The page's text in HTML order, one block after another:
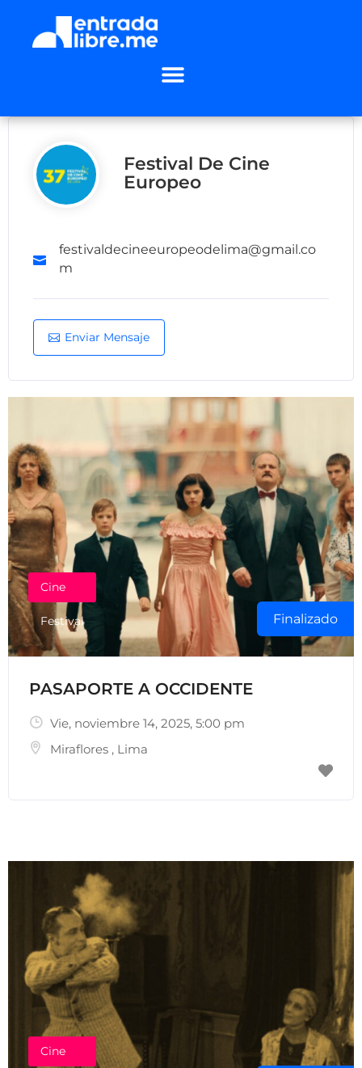
Festival De Cine
Europeo
festivaldecineeuropeodelima@gmail.co
m
Enviar Mensaje
Cine
Festival
PASAPORTE A OCCIDENTE
Finalizado
Vie, noviembre 14, 2025, 5:00 pm
Miraflores , Lima
Cine